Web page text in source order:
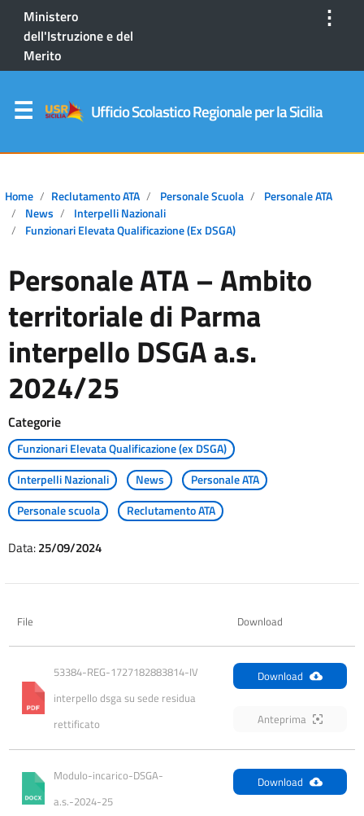
Ministero
dell'Istruzione e del
Merito
⋮
Ufficio Scolastico Regionale per la Sicilia
Home Reclutamento ATA Personale Scuola
Personale ATA
News
Interpelli Nazionali
Funzionari Elevata Qualificazione (ex DSGA)
Personale ATA – Ambito
territoriale di Parma
interpello DSGA a.s.
2024/25
Categorie
Funzionari Elevata Qualificazione (ex DSGA)
Interpelli Nazionali
News
Personale ATA
Personale scuola
Reclutamento ATA
Data:25/09/2024
File Download
53384-REG-1727182883814-IV
interpello dsga su sede residua
rettificato
Download
Anteprima
Modulo-incarico-DSGA-
a.s.-2024-25
Download